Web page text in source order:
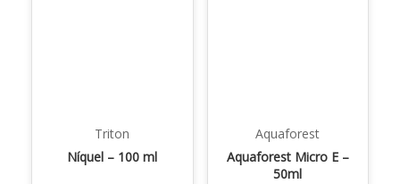
Triton
Níquel – 100 ml
Aquaforest
Aquaforest Micro E –
50ml